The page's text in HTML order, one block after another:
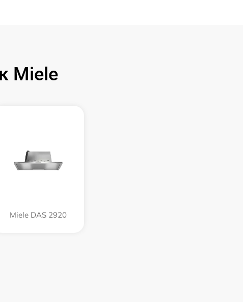
Miele
Miele DAS 2920